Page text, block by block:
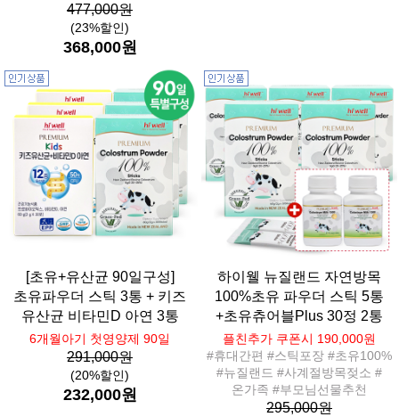
477,000원
(23%할인)
368,000원
[초유+유산균 90일구성]
초유파우더 스틱 3통 + 키즈
유산균 비타민D 아연 3통
6개월아기 첫영양제 90일
291,000원
(20%할인)
232,000원
하이웰 뉴질랜드 자연방목
100%초유 파우더 스틱 5통
+초유츄어블Plus 30정 2통
플친추가 쿠폰시 190,000원
#휴대간편 #스틱포장 #초유100%
#뉴질랜드 #사계절방목젖소 #
온가족 #부모님선물추천
295,000원